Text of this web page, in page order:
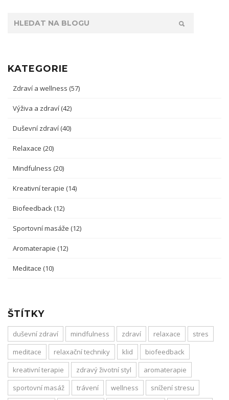
KATEGORIE
Zdraví a wellness (57)
Výživa a zdraví (42)
Duševní zdraví (40)
Relaxace (20)
Mindfulness (20)
Kreativní terapie (14)
Biofeedback (12)
Sportovní masáže (12)
Aromaterapie (12)
Meditace (10)
ŠTÍTKY
duševní zdraví mindfulness zdraví relaxace
stres
meditace
relaxační techniky klid
biofeedback
kreativní terapie
zdravý životní styl
aromaterapie
sportovní masáž
trávení wellness
snížení stresu